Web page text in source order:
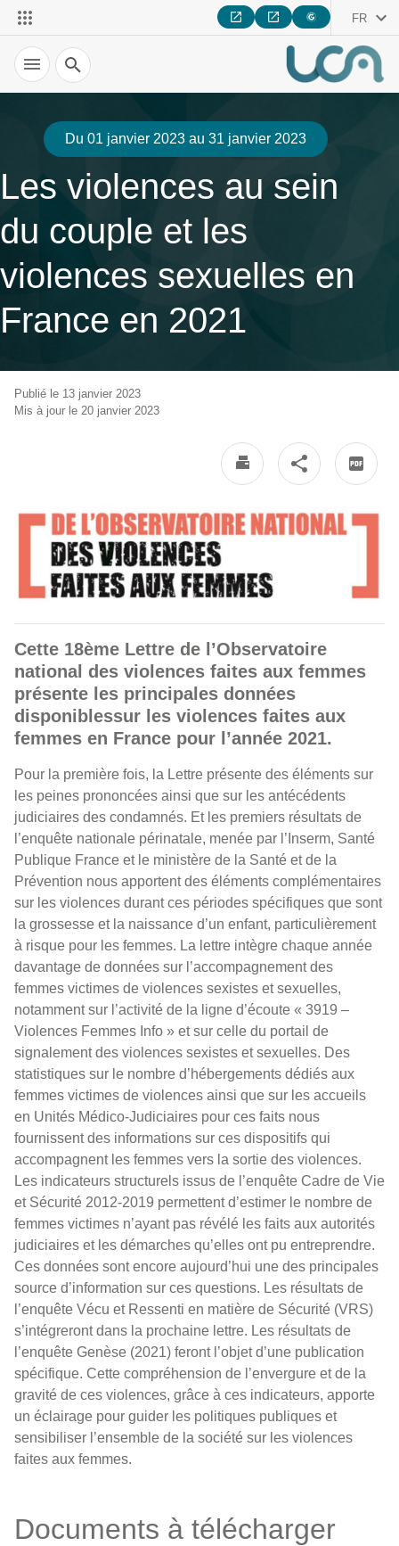
FR
Recherche
Du 01 janvier 2023 au 31 janvier 2023
Les violences au sein
du couple et les
violences sexuelles en
France en 2021
Publié le 13 janvier 2023
Mis à jour le 20 janvier 2023
Cette 18ème Lettre de l’Observatoire
national des violences faites aux femmes
présente les principales données
disponiblessur les violences faites aux
femmes en France pour l’année 2021.
Pour la première fois, la Lettre présente des éléments sur
les peines prononcées ainsi que sur les antécédents
judiciaires des condamnés. Et les premiers résultats de
l’enquête nationale périnatale, menée par l’Inserm, Santé
Publique France et le ministère de la Santé et de la
Prévention nous apportent des éléments complémentaires
sur les violences durant ces périodes spécifiques que sont
la grossesse et la naissance d’un enfant, particulièrement
à risque pour les femmes. La lettre intègre chaque année
davantage de données sur l’accompagnement des
femmes victimes de violences sexistes et sexuelles,
notamment sur l’activité de la ligne d’écoute « 3919 –
Violences Femmes Info » et sur celle du portail de
signalement des violences sexistes et sexuelles. Des
statistiques sur le nombre d’hébergements dédiés aux
femmes victimes de violences ainsi que sur les accueils
en Unités Médico-Judiciaires pour ces faits nous
fournissent des informations sur ces dispositifs qui
accompagnent les femmes vers la sortie des violences.
Les indicateurs structurels issus de l’enquête Cadre de Vie
et Sécurité 2012-2019 permettent d’estimer le nombre de
femmes victimes n’ayant pas révélé les faits aux autorités
judiciaires et les démarches qu’elles ont pu entreprendre.
Ces données sont encore aujourd’hui une des principales
source d’information sur ces questions. Les résultats de
l’enquête Vécu et Ressenti en matière de Sécurité (VRS)
s’intégreront dans la prochaine lettre. Les résultats de
l’enquête Genèse (2021) feront l’objet d’une publication
spécifique. Cette compréhension de l’envergure et de la
gravité de ces violences, grâce à ces indicateurs, apporte
un éclairage pour guider les politiques publiques et
sensibiliser l’ensemble de la société sur les violences
faites aux femmes.
Documents à télécharger